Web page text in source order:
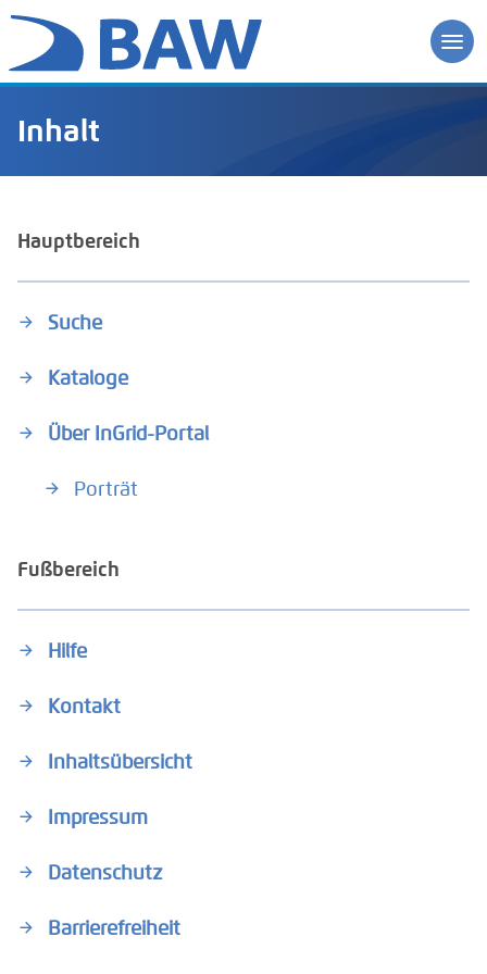
Inhalt
Hauptbereich
Suche
Kataloge
Über InGrid-Portal
Porträt
Fußbereich
Hilfe
Kontakt
Inhaltsübersicht
Impressum
Datenschutz
Barrierefreiheit